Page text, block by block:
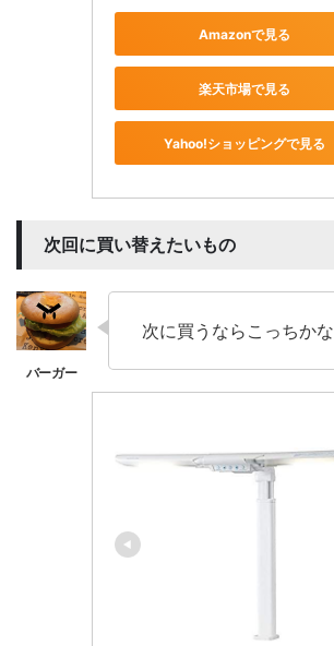
Amazonで見る
楽天市場で見る
Yahoo!ショッピングで見る
次回に買い替えたいもの
次に買うならこっちかな